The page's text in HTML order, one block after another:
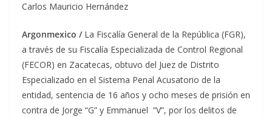
Carlos Mauricio Hernández
Argonmexico / La Fiscalía General de la República (FGR),
a través de su Fiscalía Especializada de Control Regional
(FECOR) en Zacatecas, obtuvo del Juez de Distrito
Especializado en el Sistema Penal Acusatorio de la
entidad, sentencia de 16 años y ocho meses de prisión en
contra de Jorge “G” y Emmanuel “V”, por los delitos de